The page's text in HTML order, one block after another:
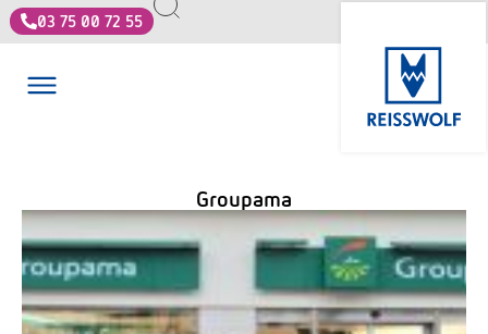
03 75 00 72 55
Groupama